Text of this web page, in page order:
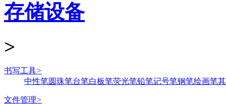
存储设备
>
书写工具>
中性笔圆珠笔台笔白板笔荧光笔铅笔记号笔钢笔绘画笔
文件管理>